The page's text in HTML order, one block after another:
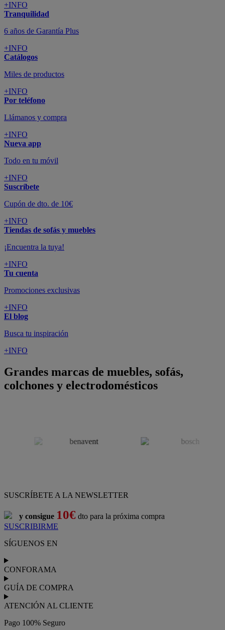
+INFO
Tranquilidad
6 años de Garantía Plus
+INFO
Catálogos
Miles de productos
+INFO
Por teléfono
Llámanos y compra
+INFO
Nueva app
Todo en tu móvil
+INFO
Suscríbete
Cupón de dto. de 10€
+INFO
Tiendas de sofás y muebles
¡Encuentra la tuya!
+INFO
Tu cuenta
Promociones exclusivas
+INFO
El blog
Busca tu inspiración
+INFO
Grandes marcas de muebles, sofás,
colchones y electrodomésticos
SUSCRÍBETE A LA NEWSLETTER
y consigue 10€ dto para la próxima compra
SUSCRIBIRME
SÍGUENOS EN
CONFORAMA
GUÍA DE COMPRA
ATENCIÓN AL CLIENTE
Pago 100% Seguro